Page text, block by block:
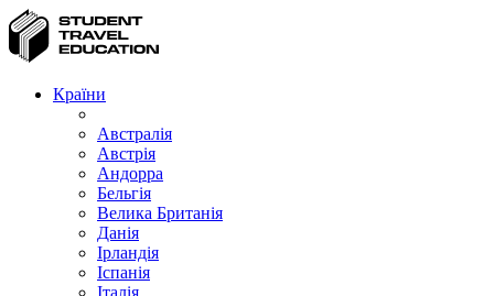
Країни
Австралія
Австрія
Андорра
Бельгія
Велика Британія
Данія
Ірландія
Іспанія
Італія